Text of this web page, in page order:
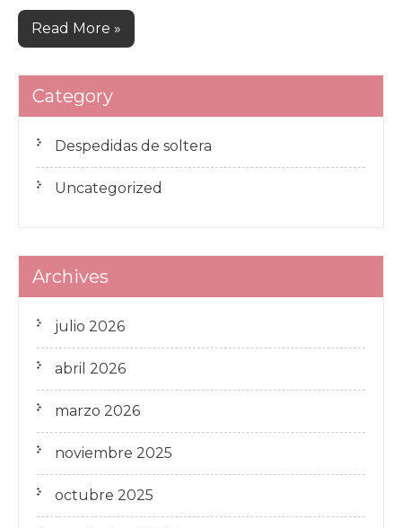
Read More »
Category
Despedidas de soltera
Uncategorized
Archives
julio 2026
abril 2026
marzo 2026
noviembre 2025
octubre 2025